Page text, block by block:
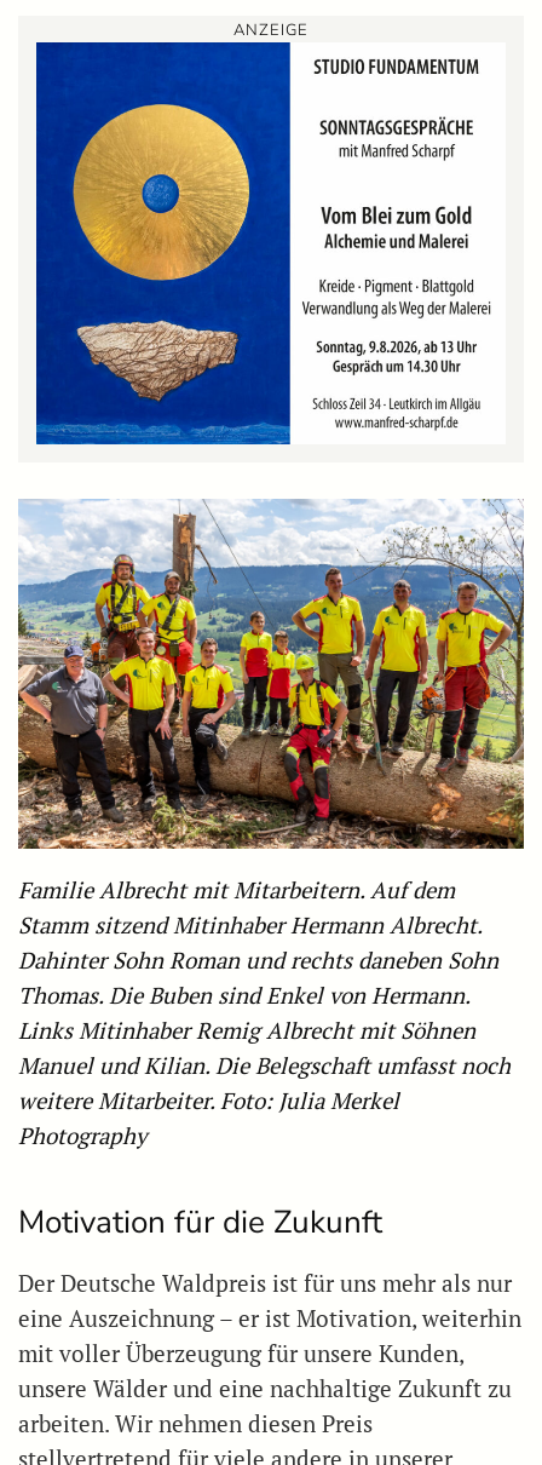
ANZEIGE
Familie Albrecht mit Mitarbeitern. Auf dem
Stamm sitzend Mitinhaber Hermann Albrecht.
Dahinter Sohn Roman und rechts daneben Sohn
Thomas. Die Buben sind Enkel von Hermann.
Links Mitinhaber Remig Albrecht mit Söhnen
Manuel und Kilian. Die Belegschaft umfasst noch
weitere Mitarbeiter. Foto: Julia Merkel
Photography
Motivation für die Zukunft
Der Deutsche Waldpreis ist für uns mehr als nur
eine Auszeichnung – er ist Motivation, weiterhin
mit voller Überzeugung für unsere Kunden,
unsere Wälder und eine nachhaltige Zukunft zu
arbeiten. Wir nehmen diesen Preis
stellvertretend für viele andere in unserer